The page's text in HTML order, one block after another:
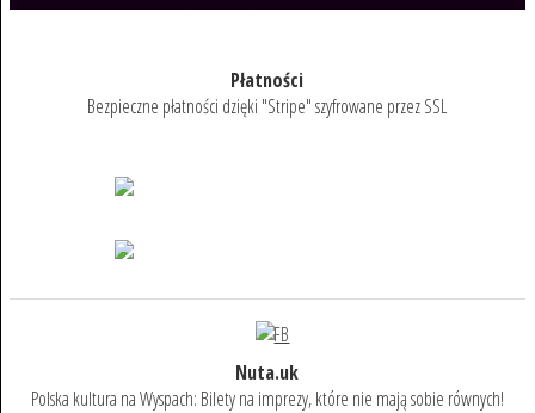
Płatności
Bezpieczne płatności dzięki "Stripe" szyfrowane przez SSL
Nuta.uk
Polska kultura na Wyspach: Bilety na imprezy, które nie mają sobie równych!